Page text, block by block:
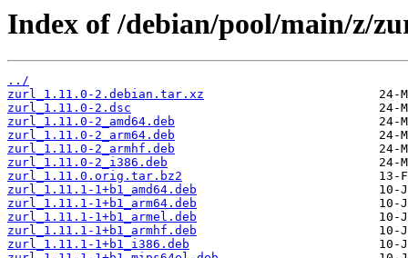
Index of /debian/pool/main/z/
../
zurl_1.11.0-2.debian.tar.xz
zurl_1.11.0-2.dsc
zurl_1.11.0-2_amd64.deb
zurl_1.11.0-2_arm64.deb
zurl_1.11.0-2_armhf.deb
zurl_1.11.0-2_i386.deb
zurl_1.11.0.orig.tar.bz2
zurl_1.11.1-1+b1_amd64.deb
zurl_1.11.1-1+b1_arm64.deb
zurl_1.11.1-1+b1_armel.deb
zurl_1.11.1-1+b1_armhf.deb
zurl_1.11.1-1+b1_i386.deb